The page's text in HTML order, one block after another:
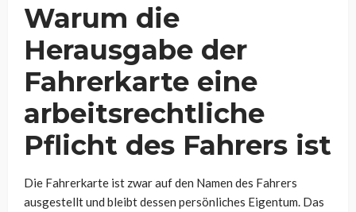
Warum die
Herausgabe der
Fahrerkarte eine
arbeitsrechtliche
Pflicht des Fahrers ist
Die Fahrerkarte ist zwar auf den Namen des Fahrers
ausgestellt und bleibt dessen persönliches Eigentum. Das